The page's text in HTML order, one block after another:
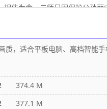
相依为命。二师兄因保护公孙
韩申进宫营救，得知真相后为保
觉爱上了他。
质，适合平板电脑、高档智能
374.4 M
377.1 M